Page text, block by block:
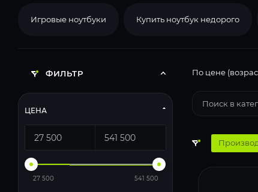
Игровые ноутбуки Купить ноутбук недорого
По цене
ФИЛЬТР
ЦЕНА
27 500 541 500